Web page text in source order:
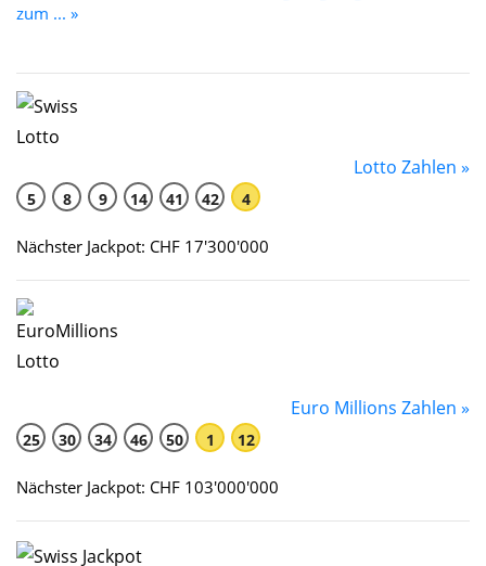
zum ... »
Lotto Zahlen »
5 8 9 14 41 42 4
Nächster Jackpot: CHF 17'300'000
Euro Millions Zahlen »
25 30 34 46 50 1 12
Nächster Jackpot: CHF 103'000'000